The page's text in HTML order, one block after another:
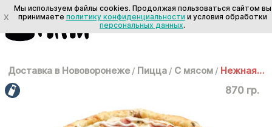
Доставка в Нововоронеже / Пицца / С мясом / Нежная 35см
870 гр.
X
Мы используем файлы cookies. Продолжая пользоваться сайтом вы
принимаете политику конфиденциальности и условия обработки
персональных данных.